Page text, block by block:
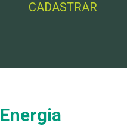
Energia